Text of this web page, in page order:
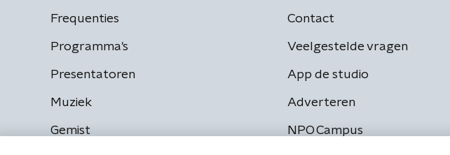
Frequenties
Programma's
Presentatoren
Muziek
Gemist
Contact
Veelgestelde vragen
App de studio
Adverteren
NPO Campus